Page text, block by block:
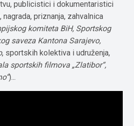
publicistici i dokumentaristici
priznanja, zahvalnica
komiteta BiH, Sportskog
saveza Kantona Sarajevo,
, sportskih kolektiva i udruženja,
sportskih filmova „Zlatibor“,
)...